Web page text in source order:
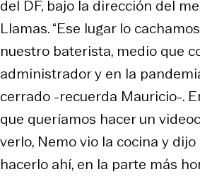
del DF, bajo la dirección del
Llamas. “Ese lugar lo
nuestro baterista, medio que
administrador y en la
cerrado -recuerda Mauricio-.
que queríamos hacer un
verlo, Nemo vio la cocina y
hacerlo ahí, en la parte más